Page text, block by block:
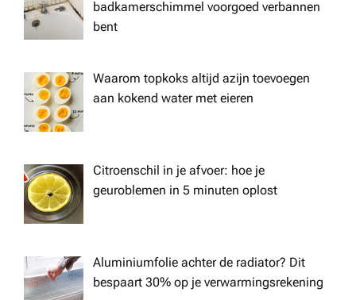
badkamerschimmel voorgoed verbannen
bent
Waarom topkoks altijd azijn toevoegen
aan kokend water met eieren
Citroenschil in je afvoer: hoe je
geuroblemen in 5 minuten oplost
Aluminiumfolie achter de radiator? Dit
bespaart 30% op je verwarmingsrekening